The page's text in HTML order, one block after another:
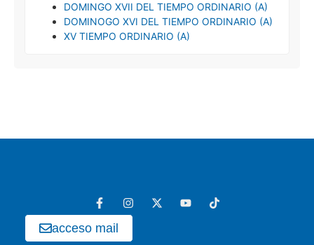
DOMINGO XVII DEL TIEMPO ORDINARIO (A)
DOMINOGO XVI DEL TIEMPO ORDINARIO (A)
XV TIEMPO ORDINARIO (A)
acceso mail